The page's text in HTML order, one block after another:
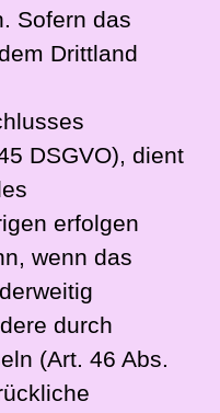
Sofern das
Drittland
DSGVO), dient
erfolgen
wenn das
durch
(Art. 46 Abs.